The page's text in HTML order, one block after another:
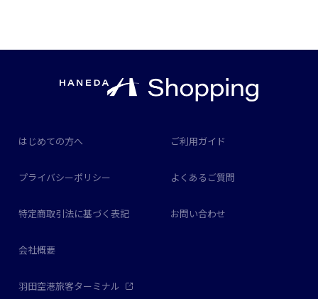
はじめての方へ ご利用ガイド
プライバシーポリシー よくあるご質問
特定商取引法に基づく表記 お問い合わせ
会社概要
羽田空港旅客ターミナル